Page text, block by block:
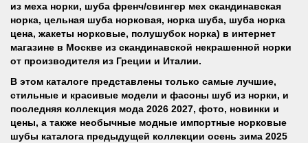
из меха норки, шуба френч/свингер мех скандинавская
норка, цельная шуба норковая, норка шуба, шуба норка
цена, жакеты норковые, полушубок норка) в интернет
магазине в Москве из скандинавской некрашенной норки
от производителя из Греции и Италии.
В этом каталоге представлены только самые лучшие,
стильные и красивые модели и фасоны шуб из норки, и
последняя коллекция мода 2026 2027, фото, новинки и
цены, а также необычные модные импортные норковые
шубы каталога предыдущей коллекции осень зима 2025